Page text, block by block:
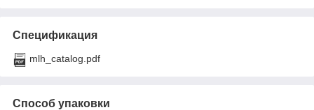
Спецификация
mlh_catalog.pdf
Способ упаковки